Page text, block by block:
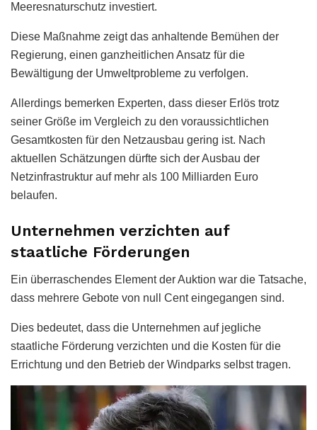
Meeresnaturschutz investiert.
Diese Maßnahme zeigt das anhaltende Bemühen der
Regierung, einen ganzheitlichen Ansatz für die
Bewältigung der Umweltprobleme zu verfolgen.
Allerdings bemerken Experten, dass dieser Erlös trotz
seiner Größe im Vergleich zu den voraussichtlichen
Gesamtkosten für den Netzausbau gering ist. Nach
aktuellen Schätzungen dürfte sich der Ausbau der
Netzinfrastruktur auf mehr als 100 Milliarden Euro
belaufen.
Unternehmen verzichten auf
staatliche Förderungen
Ein überraschendes Element der Auktion war die Tatsache,
dass mehrere Gebote von null Cent eingegangen sind.
Dies bedeutet, dass die Unternehmen auf jegliche
staatliche Förderung verzichten und die Kosten für die
Errichtung und den Betrieb der Windparks selbst tragen.